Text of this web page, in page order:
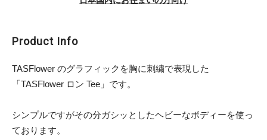
Product Info
TASFlower のグラフィックを胸に刺繍で表現した
「TASFlower ロン Tee」です。
シンプルですがその分ガシッとしたヘビーなボディーを使っ
ております。